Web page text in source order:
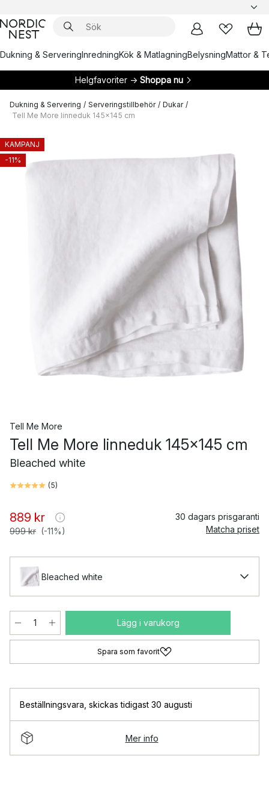
Dukning & ServeringInredningKök & MatlagningBelysningMattor &
Helgfavoriter → Shoppa nu
Dukning & Servering / Serveringstillbehör / Dukar /
Tell Me More linneduk 145x145 cm
KAMPANJ
-11%
Tell Me More
Tell Me More linneduk 145x145 cm
Bleached white
(5)
889 kr
999 kr (-11%)
30 dagars prisgaranti
Matcha priset
Bleached white
Lägg i varukorg
Spara som favorit
Beställningsvara skickas tidigast 30 augusti
Mer info